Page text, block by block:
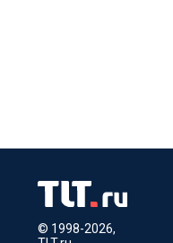
© 1998-2026,